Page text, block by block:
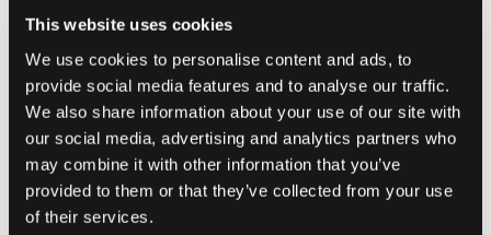
This website uses cookies
We use cookies to personalise content and ads, to
provide social media features and to analyse our traffic.
We also share information about your use of our site with
our social media, advertising and analytics partners who
may combine it with other information that you’ve
provided to them or that they’ve collected from your use
of their services.
replikernode, noe som reduserer latens og
forbedrer den totale ytelsen.
Konsistensmodeller:NoSQL-databaser
tilbyr vanligvis et valg av
konsistensmodeller, som varierer fra sterk
konsistens til eventuell konsistens. Sterk